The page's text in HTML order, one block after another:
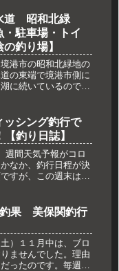
道 昭和北緑
・駐車場・トイ
釣り場】
境港市の昭和北緑地の
の東端で境港市側に
に続いているので、
す。
ッシング釣行で
釣り日誌】
間天気予報がコロ
なか、釣行日程が決
すが、この週末は、
した。土曜日は風が
で断念、日曜日も５
果 美保関釣行
）１１月中は、ブロ
ませんでした。理由
ったのです。毎週、